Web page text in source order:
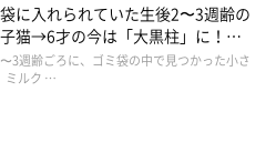
したのか、ねね子ちゃんは
りと開脚（笑）
に入れられていた生後2〜3週齢の
猫→6才の今は「大黒柱」に！
黒猫に成長した姿にグッとくる
3週齢ごろに、ゴミ袋の中で見つかった小さ
ミルク …